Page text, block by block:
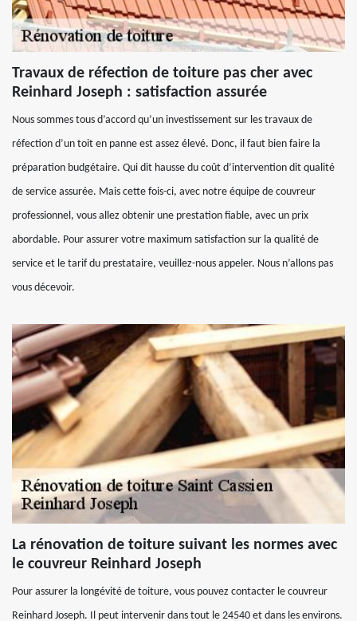
Travaux de réfection de toiture pas cher avec
Reinhard Joseph : satisfaction assurée
Nous sommes tous d’accord qu’un investissement sur les travaux de
réfection d’un toit en panne est assez élevé. Donc, il faut bien faire la
préparation budgétaire. Qui dit hausse du coût d’intervention dit qualité
de service assurée. Mais cette fois-ci, avec notre équipe de couvreur
professionnel, vous allez obtenir une prestation fiable, avec un prix
abordable. Pour assurer votre maximum satisfaction sur la qualité de
service et le tarif du prestataire, veuillez-nous appeler. Nous n’allons pas
vous décevoir.
La rénovation de toiture suivant les normes avec
le couvreur Reinhard Joseph
Pour assurer la longévité de toiture, vous pouvez contacter le couvreur
Reinhard Joseph. Il peut intervenir dans tout le 24540 et dans les environs.